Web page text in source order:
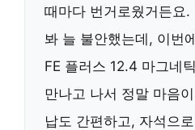
때마다 번거로웠거든요
봐 늘 불안했는데, 이번
FE 플러스 12.4 마그네
만나고 나서 정말 마음
납도 간편하고, 자석으